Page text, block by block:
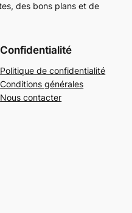
des bons plans et de
Confidentialité
Politique de confidentialité
Conditions générales
Nous contacter